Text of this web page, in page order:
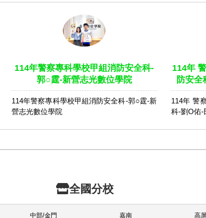
114年警察專科學校甲組消防安全科-
郭○霆-新營志光數位學院
114年警察專科學校甲組消防安全科-郭○霆-新
營志光數位學院
114年
防安全
114年 警
科-劉O佑-
全國分校
中部/金門 嘉南 高